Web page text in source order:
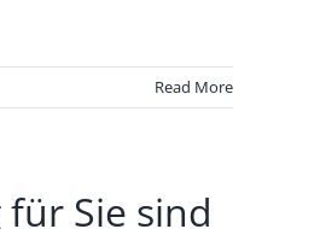
Read More
Sie sind